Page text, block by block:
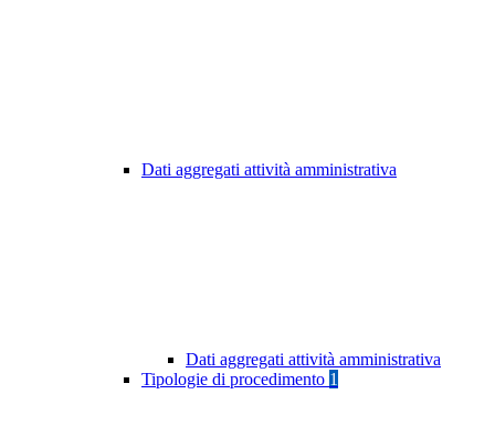
Dati aggregati attività amministrativa
Dati aggregati attività amministrativa
Tipologie di procedimento 1